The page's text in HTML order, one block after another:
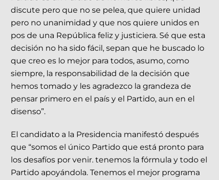
discute pero que no se pelea, que quiere unidad
pero no unanimidad y que nos quiere unidos en
pos de una República feliz y justiciera. Sé que esta
decisión no ha sido fácil, sepan que he buscado lo
que creo es lo mejor para todos, asumo, como
siempre, la responsabilidad de la decisión que
hemos tomado y les agradezco la grandeza de
pensar primero en el país y el Partido, aun en el
disenso”.
El candidato a la Presidencia manifestó después
que “somos el único Partido que está pronto para
los desafíos por venir. tenemos la fórmula y todo el
Partido apoyándola. Tenemos el mejor programa